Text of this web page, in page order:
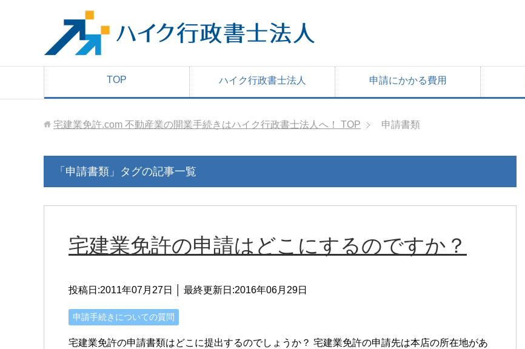
TOP ハイク行政書士法人 申請にかかる費用
宅建業免許.com 不動産業の開業手続きはハイク行政書士法人へ！ TOP 申請書類
「申請書類」タグの記事一覧
宅建業免許の申請はどこにするのですか？
投稿日:2011年07月27日 │ 最終更新日:2016年06月29日
申請手続きについての質問
宅建業免許の申請書類はどこに提出するのでしょうか？ 宅建業免許の申請先は本店の所在地があ